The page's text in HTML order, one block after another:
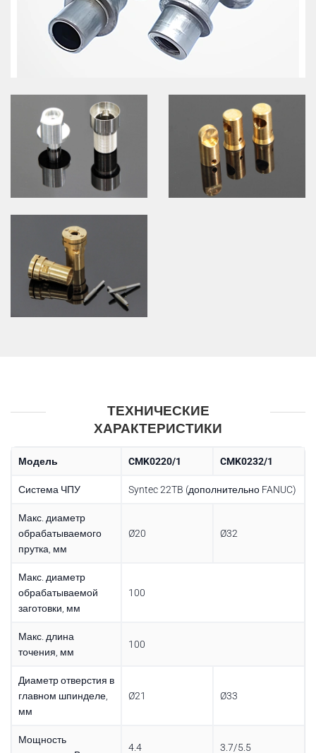
ТЕХНИЧЕСКИЕ
ХАРАКТЕРИСТИКИ
Модель CMK0220/1 CMK0232/1
Система ЧПУ Syntec 22TB (дополнительно FANUC)
Макс. диаметр
обрабатываемого
прутка, мм
Ø20 Ø32
Макс. диаметр
обрабатываемой
заготовки, мм
100
Макс. длина
точения, мм
100
Диаметр отверстия в
главном шпинделе,
мм
Ø21 Ø33
Мощность
4.4 3.7/5.5